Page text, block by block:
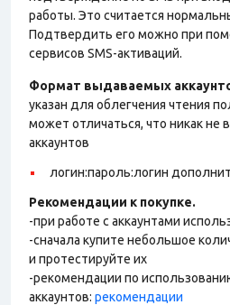
работы. Это считается
Подтвердить его можно при
сервисов SMS-активаций.
Формат выдаваемых
указан для облегчения чтения
может отличаться, что никак не
аккаунтов
логин:пароль:логин
Рекомендации к покупке.
-при работе с аккаунтами
-сначала купите небольшое
и протестируйте их
-рекомендации по
аккаунтов: рекомендации